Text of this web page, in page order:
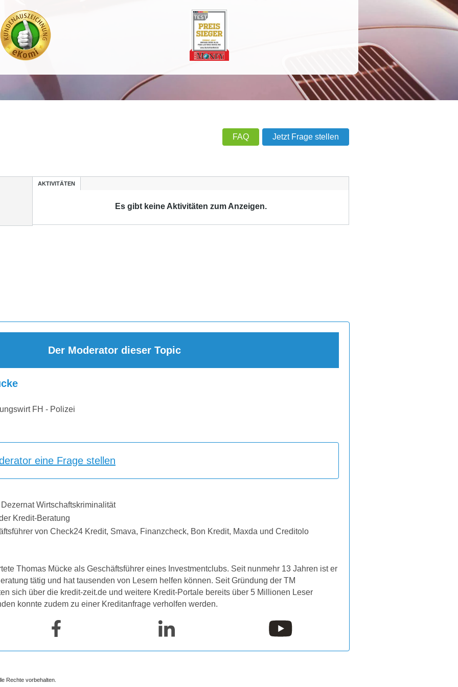
FAQ Jetzt Frage stellen
AKTIVITÄTEN
Es gibt keine Aktivitäten zum Anzeigen.
Der Moderator dieser Topic
FH - Polizei
eine Frage stellen
Wirtschaftskriminalität
Kredit-Beratung
von Check24 Kredit, Smava, Finanzcheck, Bon Kredit, Maxda und Creditolo
Thomas Mücke als Geschäftsführer eines Investmentclubs. Seit nunmehr 13 Jahren ist er
tätig und hat tausenden von Lesern helfen können. Seit Gründung der TM
sich über die kredit-zeit.de und weitere Kredit-Portale bereits über 5 Millionen Leser
konnte zudem zu einer Kreditanfrage verholfen werden.
Rechte vorbehalten.